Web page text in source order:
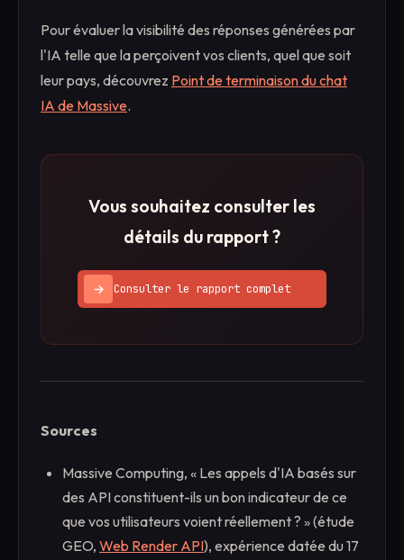
Pour évaluer la visibilité des réponses générées par
l'IA telle que la perçoivent vos clients, quel que soit
leur pays, découvrez Point de terminaison du chat
IA de Massive.
Vous souhaitez consulter les
détails du rapport ?
Consulter le rapport complet
Sources
Massive Computing, « Les appels d'IA basés sur
des API constituent-ils un bon indicateur de ce
que vos utilisateurs voient réellement ? » (étude
GEO, Web Render API), expérience datée du 17